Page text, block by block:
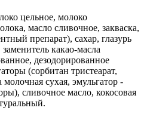
цельное, молоко
масло сливочное, закваска,
препарат), сахар, глазурь
какао-масла
дезодорированное
(сорбитан тристеарат,
сухая, эмульгатор -
сливочное масло, кокосовая